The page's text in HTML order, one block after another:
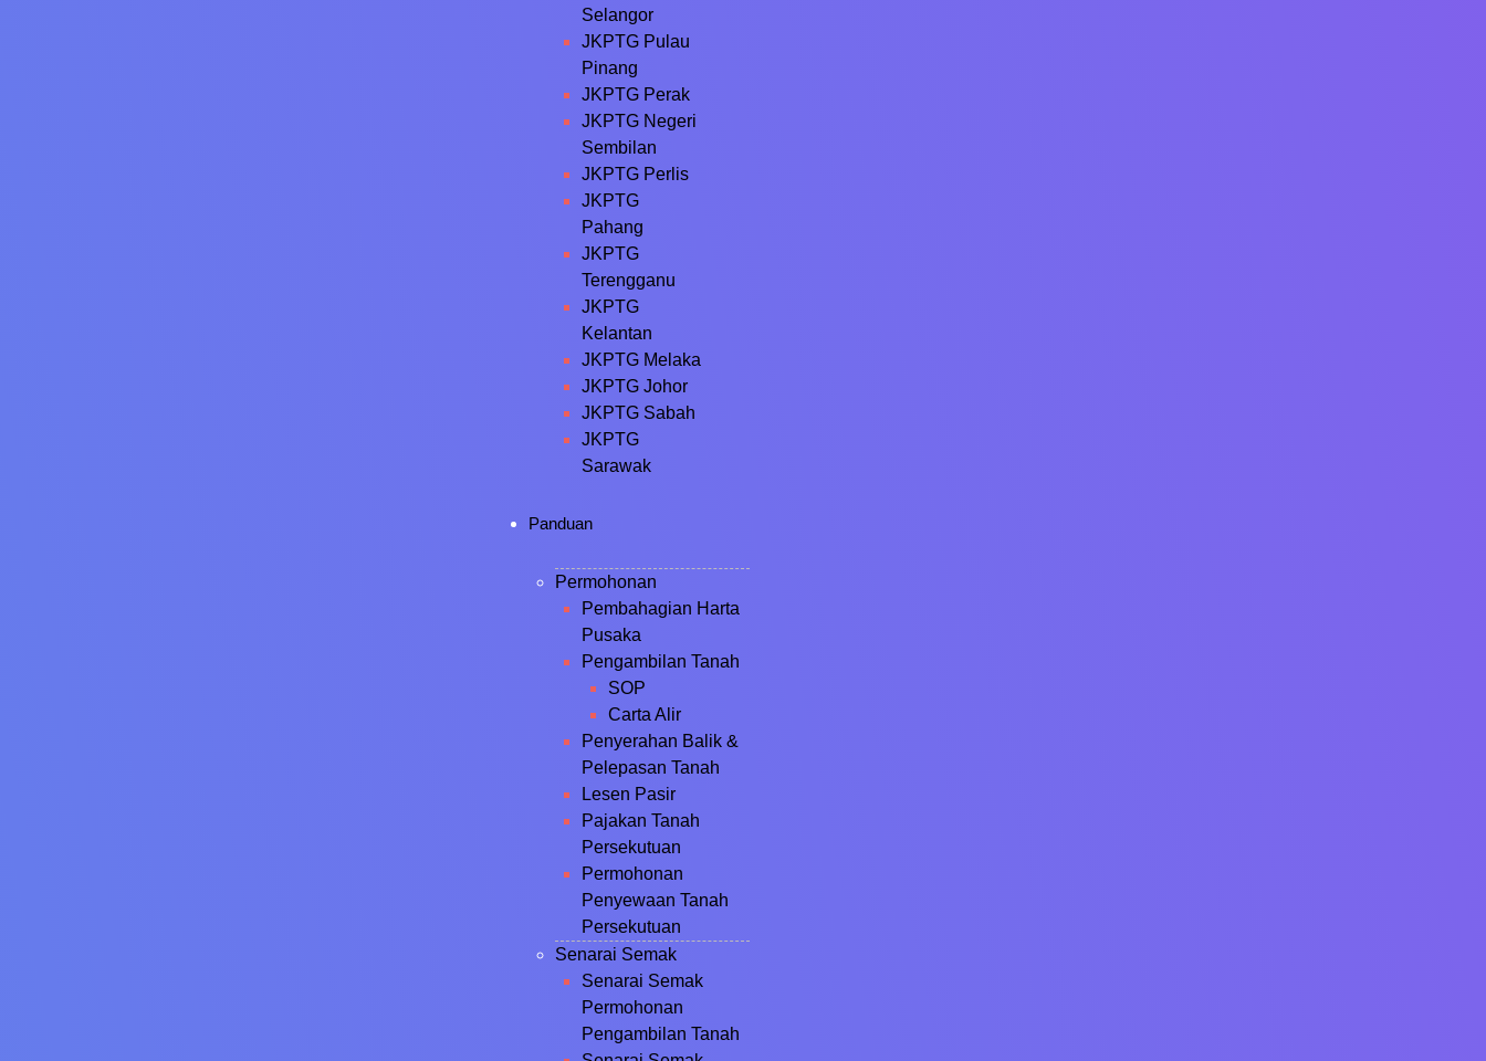
Selangor
JKPTG Pulau
Pinang
JKPTG Perak
JKPTG Negeri
Sembilan
JKPTG Perlis
JKPTG
Pahang
JKPTG
Terengganu
JKPTG
Kelantan
JKPTG Melaka
JKPTG Johor
JKPTG Sabah
JKPTG
Sarawak
Panduan
Permohonan
Pembahagian Harta
Pusaka
Pengambilan Tanah
SOP
Carta Alir
Penyerahan Balik &
Pelepasan Tanah
Lesen Pasir
Pajakan Tanah
Persekutuan
Permohonan
Penyewaan Tanah
Persekutuan
Senarai Semak
Senarai Semak
Permohonan
Pengambilan Tanah